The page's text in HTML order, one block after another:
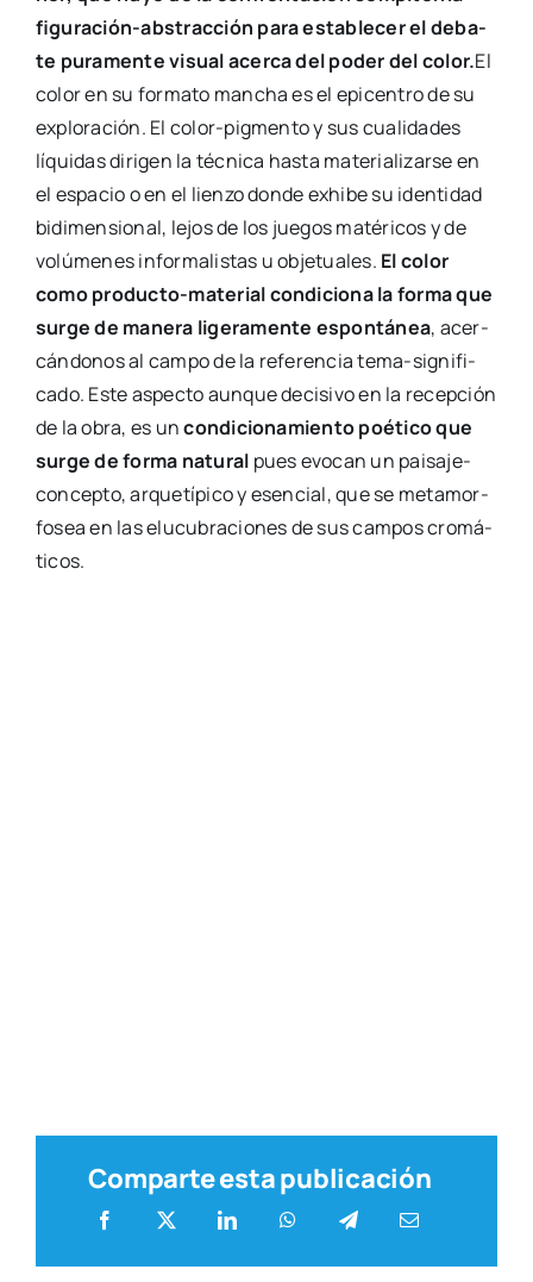
figu­­ra­­ción-abs­­tra­c­­ción para esta­ble­cer el deba­
te pura­men­te visual acer­ca del poder del color.El
color en su for­ma­to man­cha es el epi­cen­tro de su
explo­ra­ción. El color-pig­­me­n­­to y sus cua­li­da­des
líqui­das diri­gen la téc­ni­ca has­ta mate­ria­li­zar­se en
el espa­cio o en el lien­zo don­de exhi­be su iden­ti­dad
bidi­men­sio­nal, lejos de los jue­gos maté­ri­cos y de
volú­me­nes infor­ma­lis­tas u obje­tua­les. El color
como pro­­du­c­­to-mate­­rial con­di­cio­na la for­ma que
sur­ge de mane­ra lige­ra­men­te espon­tá­nea, acer­
cán­do­nos al cam­po de la refe­ren­cia tema-sig­­ni­­fi­­
ca­­do. Este aspec­to aun­que deci­si­vo en la recep­ción
de la obra, es uncon­di­cio­na­mien­to poé­ti­co que
sur­ge de for­ma natu­ral pues evo­can un pai­­sa­­je-
con­­ce­p­­to, arque­tí­pi­co y esen­cial, que se meta­mor­
fo­sea en las elu­cu­bra­cio­nes de sus cam­pos cro­má­
ti­cos.
Comparte esta publicación